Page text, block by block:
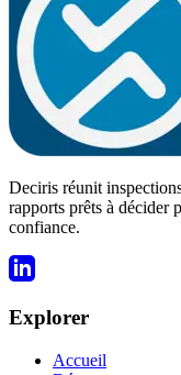
Deciris réunit
rapports prêts à décider
confiance.
Explorer
Accueil